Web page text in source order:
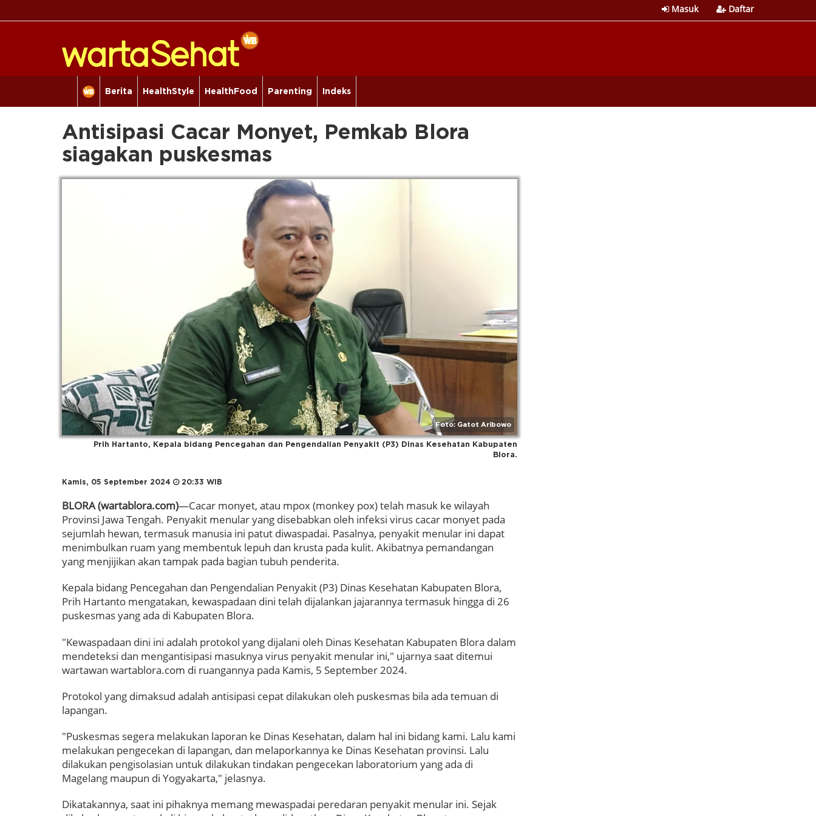
Masuk Daftar
Berita HealthStyle HealthFood Parenting Indeks
Antisipasi Cacar Monyet, Pemkab Blora
siagakan puskesmas
Foto: Gatot Aribowo
Prih Hartanto, Kepala bidang Pencegahan dan Pengendalian Penyakit (P3) Dinas Kesehatan Kabupaten
Blora.
Kamis, 05 September 2024 20:33 WIB
BLORA (wartablora.com)—Cacar monyet, atau mpox (monkey pox) telah masuk ke wilayah
Provinsi Jawa Tengah. Penyakit menular yang disebabkan oleh infeksi virus cacar monyet pada
sejumlah hewan, termasuk manusia ini patut diwaspadai. Pasalnya, penyakit menular ini dapat
menimbulkan ruam yang membentuk lepuh dan krusta pada kulit. Akibatnya pemandangan
yang menjijikan akan tampak pada bagian tubuh penderita.
Kepala bidang Pencegahan dan Pengendalian Penyakit (P3) Dinas Kesehatan Kabupaten Blora,
Prih Hartanto mengatakan, kewaspadaan dini telah dijalankan jajarannya termasuk hingga di 26
puskesmas yang ada di Kabupaten Blora.
"Kewaspadaan dini ini adalah protokol yang dijalani oleh Dinas Kesehatan Kabupaten Blora dalam
mendeteksi dan mengantisipasi masuknya virus penyakit menular ini," ujarnya saat ditemui
wartawan wartablora.com di ruangannya pada Kamis, 5 September 2024.
Protokol yang dimaksud adalah antisipasi cepat dilakukan oleh puskesmas bila ada temuan di
lapangan.
"Puskesmas segera melakukan laporan ke Dinas Kesehatan, dalam hal ini bidang kami. Lalu kami
melakukan pengecekan di lapangan, dan melaporkannya ke Dinas Kesehatan provinsi. Lalu
dilakukan pengisolasian untuk dilakukan tindakan pengecekan laboratorium yang ada di
Magelang maupun di Yogyakarta," jelasnya.
Dikatakannya, saat ini pihaknya memang mewaspadai peredaran penyakit menular ini. Sejak